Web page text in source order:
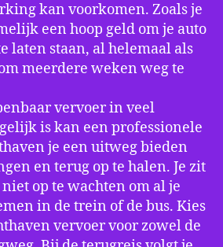
kan voorkomen. Zoals je
een hoop geld om je auto
laten staan, al helemaal als
meerdere weken weg te
vervoer in veel
is kan een professionele
je een uitweg bieden
en terug op te halen. Je zit
op te wachten om al je
in de trein of de bus. Kies
vervoer voor zowel de